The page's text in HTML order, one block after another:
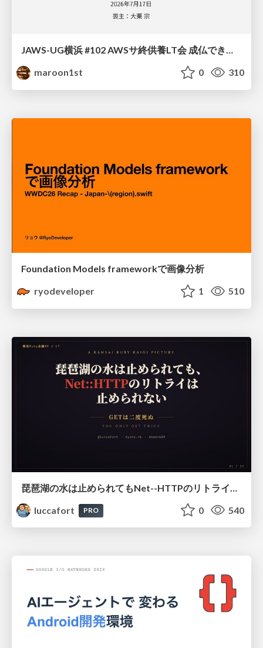
maroon1st
0 310
Foundation Models frameworkで画像分析
ryodeveloper
1 510
luccafort
PRO 0 540